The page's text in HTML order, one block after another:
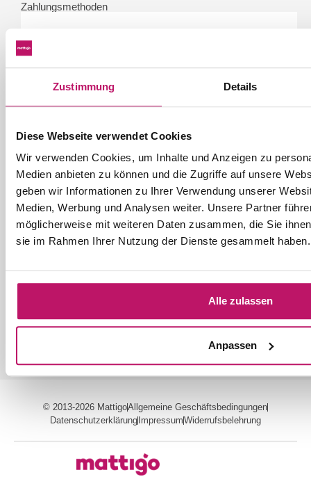
Zustimmung Details
Diese Webseite verwendet Cookies
Wir verwenden Cookies, um Inhalte und Anzeigen zu
Medien anbieten zu können und die Zugriffe auf unsere
geben wir Informationen zu Ihrer Verwendung unserer
Medien, Werbung und Analysen weiter. Unsere Partner
möglicherweise mit weiteren Daten zusammen, die Sie
sie im Rahmen Ihrer Nutzung der Dienste gesammelt haben.
Alle zulassen
Anpassen
Zahlungsmethoden
Wir versenden mit
Gütesiegel
Warum Mattigo
95% innerhalb 1 Werktag versendet
© 2013-2026 MattigoAllgemeine Geschäftsbedingungen
Datenschutzerklärung ImpressumWiderrufsbelehrung